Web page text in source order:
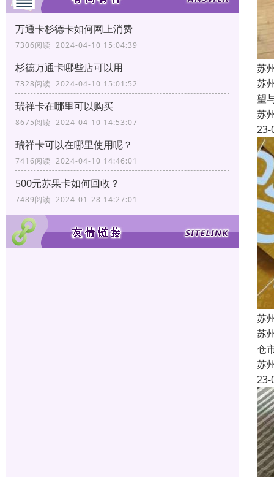
万通卡杉德卡如何网上消费
7306阅读 2024-04-10 15:04:39
杉德万通卡哪些店可以用
7328阅读 2024-04-10 15:01:52
瑞祥卡在哪里可以购买
8675阅读 2024-04-10 14:53:07
瑞祥卡可以在哪里使用呢？
7416阅读 2024-04-10 14:46:01
500元苏果卡如何回收？
7489阅读 2024-01-28 14:27:01
苏
苏
望
苏
23-
苏
苏
仓
苏
23-